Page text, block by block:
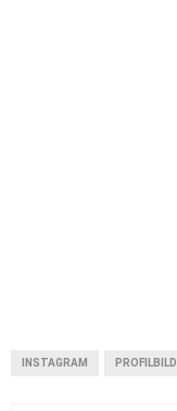
INSTAGRAM PROFILBILD